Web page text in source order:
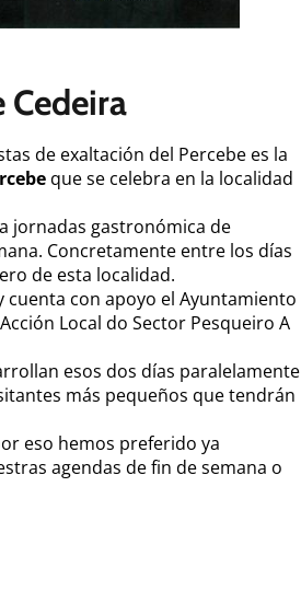
Cedeira
de exaltación del Percebe es la
que se celebra en la localidad
jornadas gastronómica de
Concretamente entre los días
de esta localidad.
cuenta con apoyo el Ayuntamiento
Local do Sector Pesqueiro A
esos dos días paralelamente
más pequeños que tendrán
eso hemos preferido ya
agendas de fin de semana o